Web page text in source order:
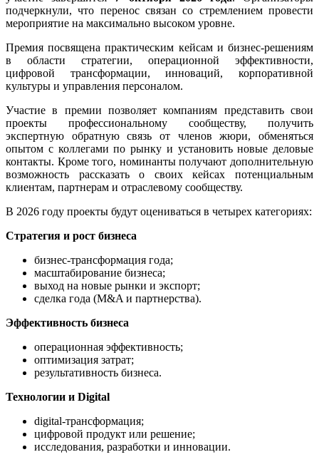
подчеркнули, что перенос связан со стремлением провести
мероприятие на максимально высоком уровне.
Премия посвящена практическим кейсам и бизнес-решениям
в области стратегии, операционной эффективности,
цифровой трансформации, инноваций, корпоративной
культуры и управления персоналом.
Участие в премии позволяет компаниям представить свои
проекты профессиональному сообществу, получить
экспертную обратную связь от членов жюри, обменяться
опытом с коллегами по рынку и установить новые деловые
контакты. Кроме того, номинанты получают дополнительную
возможность рассказать о своих кейсах потенциальным
клиентам, партнерам и отраслевому сообществу.
В 2026 году проекты будут оцениваться в четырех категориях:
Стратегия и рост бизнеса
бизнес-трансформация года;
масштабирование бизнеса;
выход на новые рынки и экспорт;
сделка года (M&A и партнерства).
Эффективность бизнеса
операционная эффективность;
оптимизация затрат;
результативность бизнеса.
Технологии и Digital
digital-трансформация;
цифровой продукт или решение;
исследования, разработки и инновации.